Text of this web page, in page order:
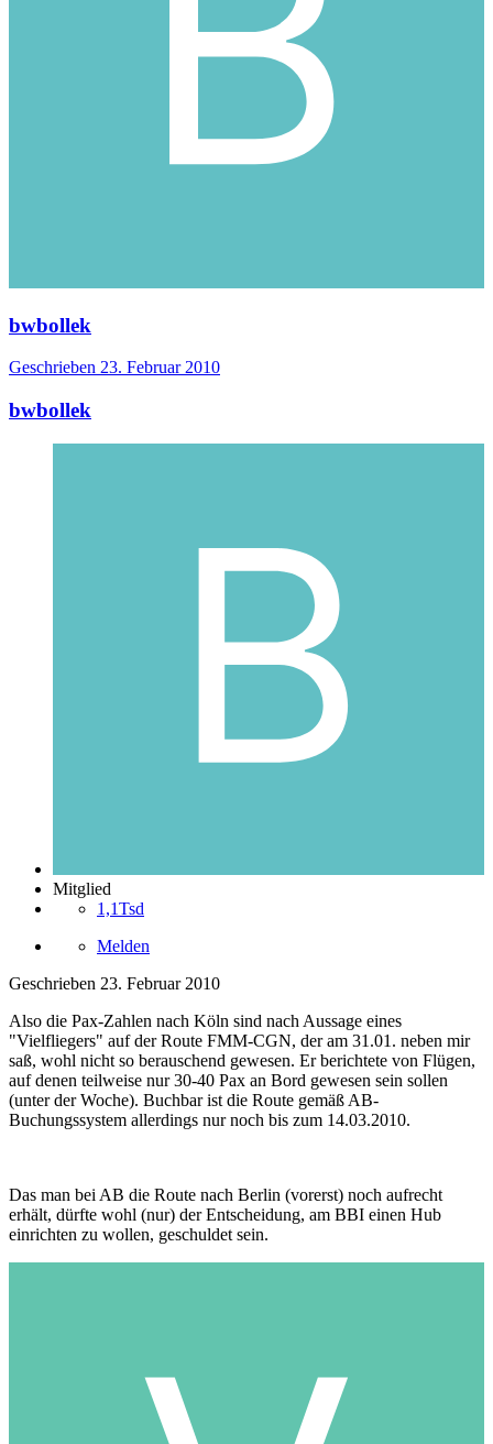
bwbollek
Geschrieben 23. Februar 2010
bwbollek
Mitglied
1,1Tsd
Melden
Geschrieben 23. Februar 2010
Also die Pax-Zahlen nach Köln sind nach Aussage eines
"Vielfliegers" auf der Route FMM-CGN, der am 31.01. neben mir
saß, wohl nicht so berauschend gewesen. Er berichtete von Flügen,
auf denen teilweise nur 30-40 Pax an Bord gewesen sein sollen
(unter der Woche). Buchbar ist die Route gemäß AB-
Buchungssystem allerdings nur noch bis zum 14.03.2010.
Das man bei AB die Route nach Berlin (vorerst) noch aufrecht
erhält, dürfte wohl (nur) der Entscheidung, am BBI einen Hub
einrichten zu wollen, geschuldet sein.